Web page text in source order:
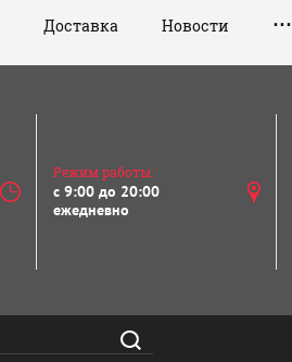
Доставка Новости
Режим работы:
с 9:00 до 20:00
ежедневно